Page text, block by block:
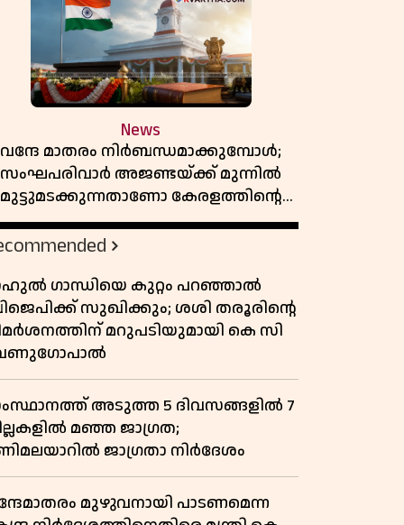
News
വന്ദേ മാതരം നിർബന്ധമാക്കുമ്പോൾ;
സംഘപരിവാർ അജണ്ടയ്ക്ക് മുന്നിൽ
മുട്ടുമടക്കുന്നതാണോ കേരളത്തിന്റെ
മതേതര പാരമ്പര്യം?
ഗാന്ധിയെ കുറ്റം പറഞ്ഞാൽ
സുഖിക്കും; ശശി തരൂരിന്റെ
മറുപടിയുമായി കെ സി
അടുത്ത 5 ദിവസങ്ങളിൽ 7
മഞ്ഞ ജാഗ്രത;
ജാഗ്രതാ നിർദേശം
മുഴുവനായി പാടണമെന്ന